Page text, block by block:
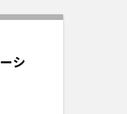
シ